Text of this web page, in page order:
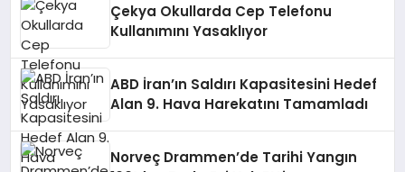
Çekya Okullarda Cep Telefonu
Kullanımını Yasaklıyor
ABD İran’ın Saldırı Kapasitesini Hedef
Alan 9. Hava Harekatını Tamamladı
Norveç Drammen’de Tarihi Yangın